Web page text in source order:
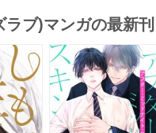
ブ)マンガの最新刊